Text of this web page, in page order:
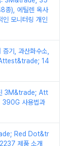
종), 에틸렌 옥사
인 모니터링 개인
기, 과산화수소,
Attest&trade; 14
3M&trade; Att
사용법과
Red Dot&tr
제품 소개